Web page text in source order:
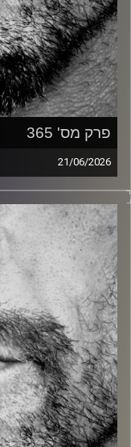
פרק מס' 365
21/06/2026
זיפים, מוזיקה
כל מה שחי, אמיתי
עם שמוליק רגב.
קרדיט תמונות: